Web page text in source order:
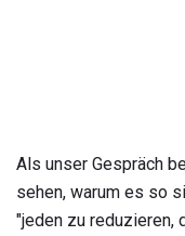
Als unser Gespräch
sehen, warum es so
"jeden zu reduzieren,